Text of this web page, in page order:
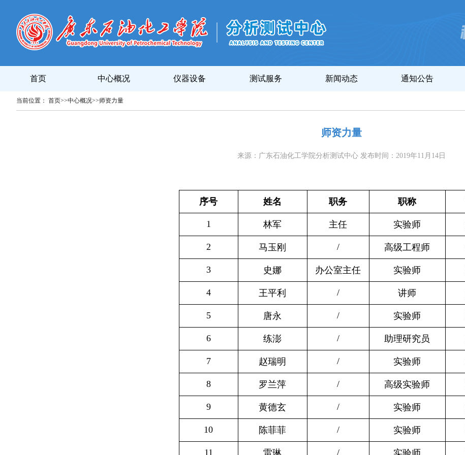
首页 中心概况 仪器设备 测试服务 新闻动态 通知公告
当前位置： 首页>>中心概况>>师资力量
师资力量
来源：广东石油化工学院分析测试中心 发布时间：2019年11月14日
序号 姓名 职务 职称
1 林军 主任 实验师
2 马玉刚 / 高级工程师
3 史娜 办公室主任 实验师
4 王平利 / 讲师
5 唐永 / 实验师
6 练澎 / 助理研究员
7 赵瑞明 / 实验师
8 罗兰萍 / 高级实验师
9 黄德玄 / 实验师
10 陈菲菲 / 实验师
11 雷琳 / 实验师